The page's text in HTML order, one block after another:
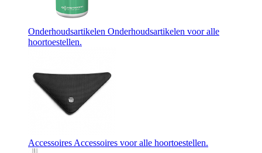
Onderhoudsartikelen Onderhoudsartikelen voor alle
hoortoestellen.
Accessoires Accessoires voor alle hoortoestellen.